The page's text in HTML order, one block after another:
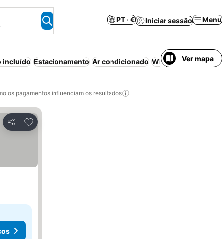
PT · € Iniciar sessão Menu
incluído Estacionamento Ar condicionado Wi-fi Piscina
Ver mapa
os pagamentos influenciam os resultados
Partilhar
Adicionar aos favoritos